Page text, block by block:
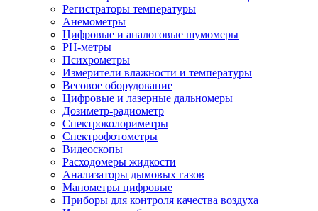
Регистраторы температуры
Анемометры
Цифровые и аналоговые шумомеры
PH-метры
Психрометры
Измерители влажности и температуры
Весовое оборудование
Цифровые и лазерные дальномеры
Дозиметр-радиометр
Спектроколориметры
Спектрофотометры
Видеоскопы
Расходомеры жидкости
Анализаторы дымовых газов
Манометры цифровые
Приборы для контроля качества воздуха